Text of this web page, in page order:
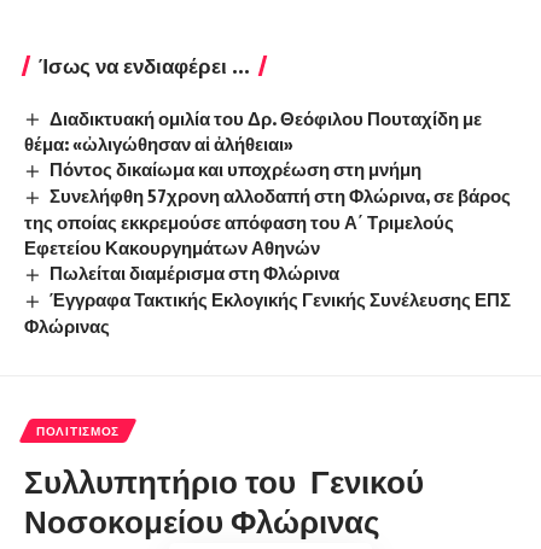
Ίσως να ενδιαφέρει ...
Διαδικτυακή ομιλία του Δρ. Θεόφιλου Πουταχίδη με
θέμα: «ὠλιγώθησαν αἱ ἀλήθειαι»
Πόντος δικαίωμα και υποχρέωση στη μνήμη
Συνελήφθη 57χρονη αλλοδαπή στη Φλώρινα, σε βάρος
της οποίας εκκρεμούσε απόφαση του Α΄ Τριμελούς
Εφετείου Κακουργημάτων Αθηνών
Πωλείται διαμέρισμα στη Φλώρινα
Έγγραφα Τακτικής Εκλογικής Γενικής Συνέλευσης ΕΠΣ
Φλώρινας
ΠΟΛΙΤΙΣΜΌΣ
Συλλυπητήριο του Γενικού
Νοσοκομείου Φλώρινας